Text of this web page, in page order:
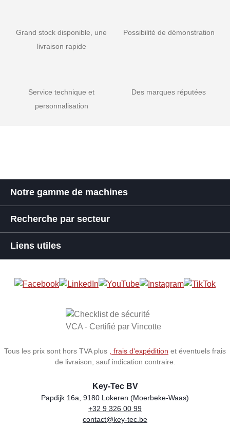
Grand stock disponible, une
livraison rapide
Possibilité de démonstration
Service technique et
personnalisation
Des marques réputées
Notre gamme de machines
Recherche par secteur
Liens utiles
Tous les prix sont hors TVA plus , frais d'expédition et éventuels frais
de livraison, sauf indication contraire.
Store name
Key-Tec BV
Address
Papdijk 16a, 9180 Lokeren (Moerbeke-Waas)
Phone
+32 9 326 00 99
Email
contact@key-tec.be
VAT number